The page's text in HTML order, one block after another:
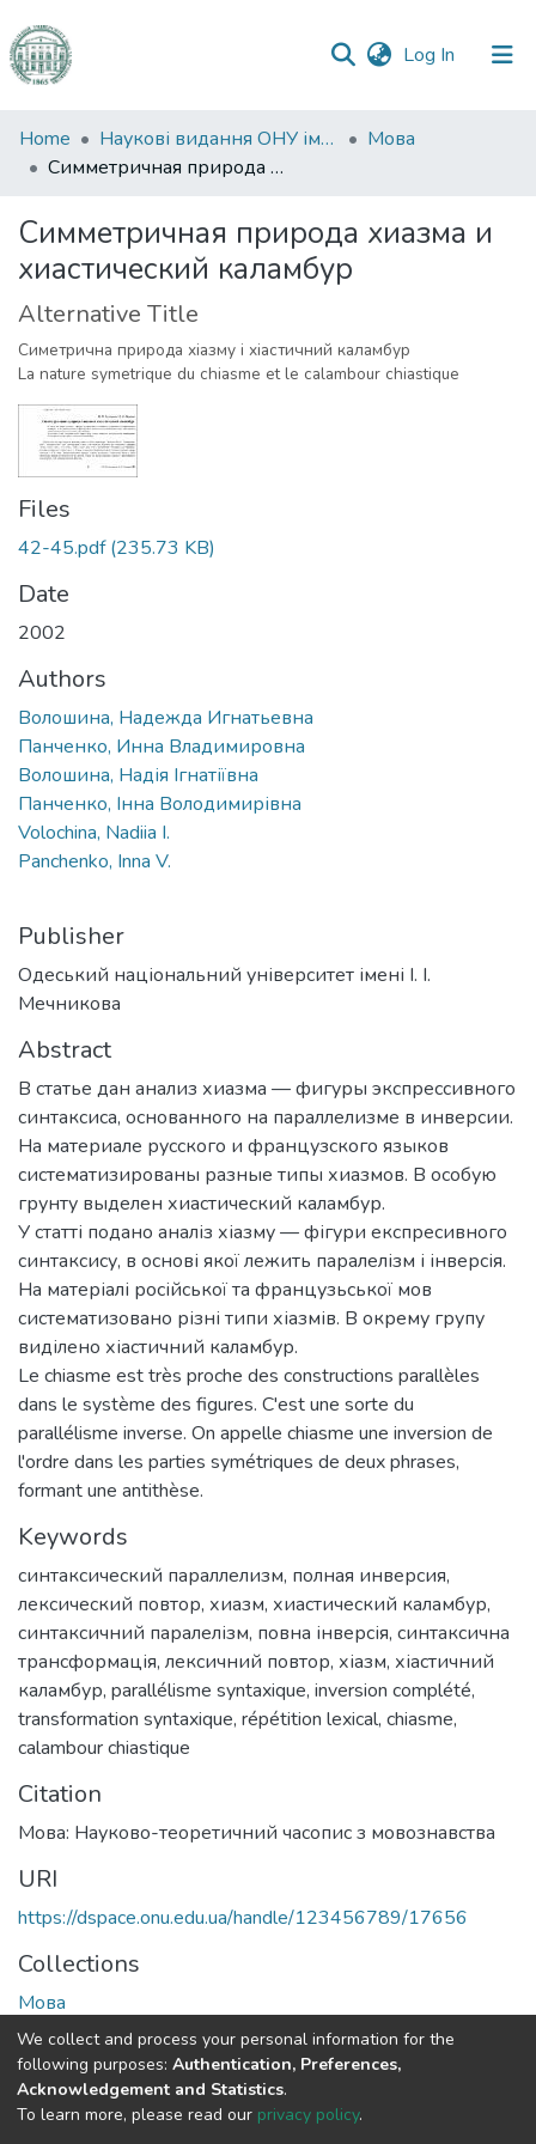
Log In (current)
Communities
&
All of DSpace
Statistics
Home Наукові видання ОНУ імені І. І. Мечникова
Мова
Симметричная природа хиазма и хиастический каламбур
Симметричная природа хиазма и
хиастический каламбур
Alternative Title
Симетрична природа хіазму і хіастичний каламбур
La nature symetrique du chiasme et le calambour chiastique
Files
42-45.pdf(235.73 KB)
Date
2002
Authors
Волошина, Надежда Игнатьевна
Панченко, Инна Владимировна
Волошина, Надія Iгнатіївна
Панченко, Iнна Володимирівна
Volochina, Nadiia I.
Panchenko, Inna V.
Publisher
Одеський національний університет імені І. І.
Мечникова
Abstract
В статье дан анализ хиазма — фигуры экспрессивного
синтаксиса, основанного на параллелизме в инверсии.
На материале русского и французского языков
систематизированы разные типы хиазмов. В особую
грунту выделен хиастический каламбур.
У статті подано аналіз хіазму — фігури експресивного
синтаксису, в основі якої лежить паралелізм і інверсія.
На матеріалі російської та французьської мов
систематизовано різні типи хіазмів. В окрему групу
виділено хіастичний каламбур.
Le chiasme est très proche des constructions parallèles
dans le système des figures. C'est une sorte du
parallélisme inverse. On appelle chiasme une inversion de
l'ordre dans les parties symétriques de deux phrases,
formant une antithèse.
Keywords
синтаксический параллелизм, полная инверсия,
лексический повтор, хиазм, хиастический каламбур,
синтаксичний паралелізм, повна інверсія, синтаксична
трансформація, лексичний повтор, хіазм, хіастичний
каламбур, parallélisme syntaxique, inversion complété,
transformation syntaxique, répétition lexical, chiasme,
calambour chiastique
Citation
Мова: Науково-теоретичний часопис з мовознавства
URI
https://dspace.onu.edu.ua/handle/123456789/17656
Collections
Мова
Full item page
DSpace software copyright © 2009-2026
We collect and process your personal information for the
following purposes: Authentication, Preferences,
Acknowledgement and Statistics.
To learn more, please read our privacy policy.